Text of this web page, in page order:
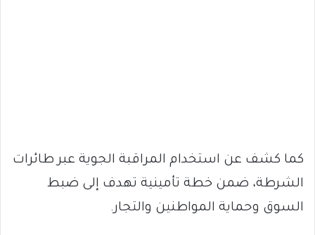
كما كشف عن استخدام المراقبة الجوية عبر طائرات
الشرطة، ضمن خطة تأمينية تهدف إلى ضبط
السوق وحماية المواطنين والتجار.